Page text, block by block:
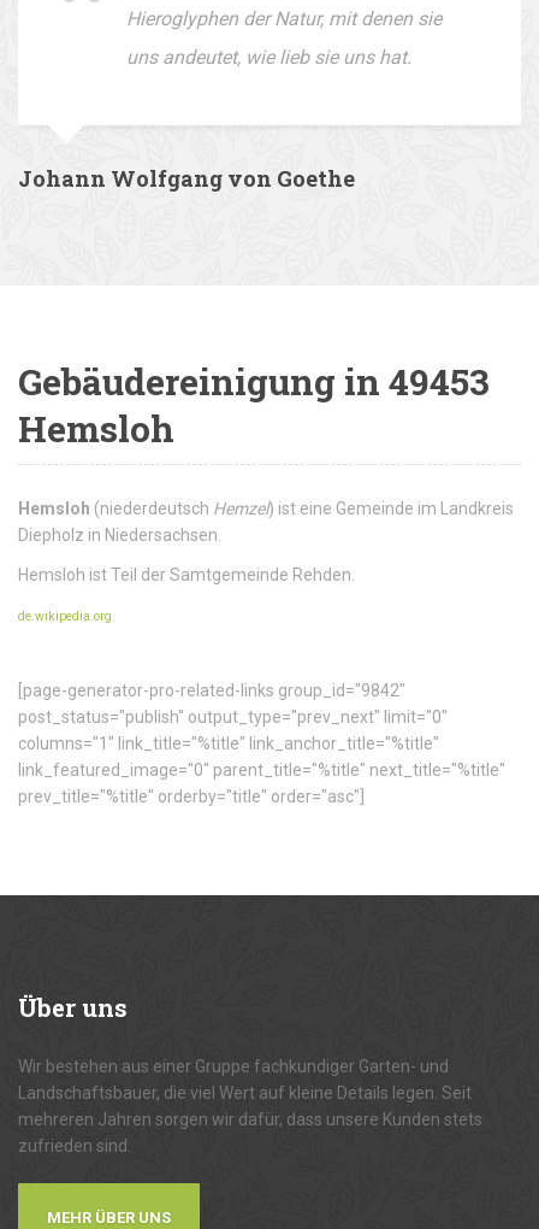
Hieroglyphen der Natur, mit denen sie
uns andeutet, wie lieb sie uns hat.
Johann Wolfgang von Goethe
Gebäudereinigung in 49453
Hemsloh
Hemsloh (niederdeutsch Hemzel) ist eine Gemeinde im Landkreis
Diepholz in Niedersachsen.
Hemsloh ist Teil der Samtgemeinde Rehden.
de.wikipedia.org
[page-generator-pro-related-links group_id="9842"
post_status="publish" output_type="prev_next" limit="0"
columns="1" link_title="%title" link_anchor_title="%title"
link_featured_image="0" parent_title="%title" next_title="%title"
prev_title="%title" orderby="title" order="asc"]
Überuns
Wir bestehen aus einer Gruppe fachkundiger Garten- und
Landschaftsbauer, die viel Wert auf kleine Details legen. Seit
mehreren Jahren sorgen wir dafür, dass unsere Kunden stets
zufrieden sind.
MEHR ÜBER UNS